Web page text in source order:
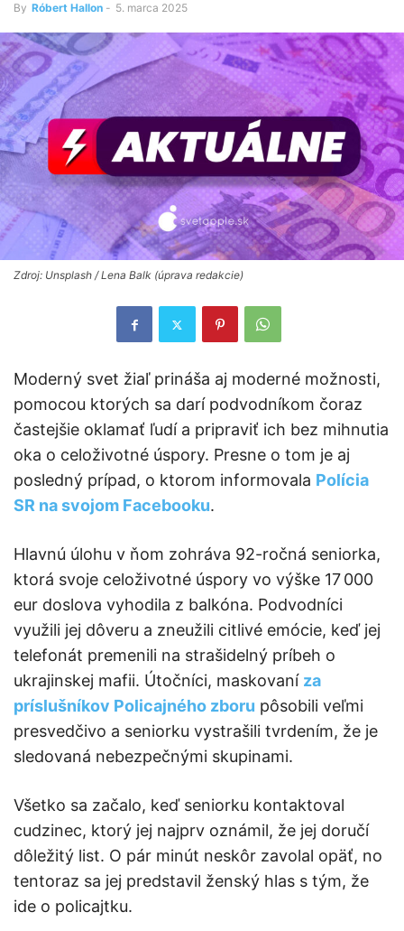
By Róbert Hallon - 5. marca 2025
Zdroj: Unsplash / Lena Balk (úprava redakcie)
Moderný svet žiaľ prináša aj moderné možnosti,
pomocou ktorých sa darí podvodníkom čoraz
častejšie oklamať ľudí a pripraviť ich bez mihnutia
oka o celoživotné úspory. Presne o tom je aj
posledný prípad, o ktorom informovala Polícia
SR na svojom Facebooku.
Hlavnú úlohu v ňom zohráva 92-ročná seniorka,
ktorá svoje celoživotné úspory vo výške 17 000
eur doslova vyhodila z balkóna. Podvodníci
využili jej dôveru a zneužili citlivé emócie, keď jej
telefonát premenili na strašidelný príbeh o
ukrajinskej mafii. Útočníci, maskovaní za
príslušníkov Policajného zboru pôsobili veľmi
presvedčivo a seniorku vystrašili tvrdením, že je
sledovaná nebezpečnými skupinami.
Všetko sa začalo, keď seniorku kontaktoval
cudzinec, ktorý jej najprv oznámil, že jej doručí
dôležitý list. O pár minút neskôr zavolal opäť, no
tentoraz sa jej predstavil ženský hlas s tým, že
ide o policajtku.